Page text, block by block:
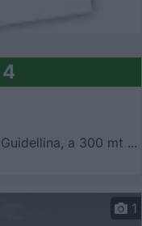
4
a 300 mt ...
1